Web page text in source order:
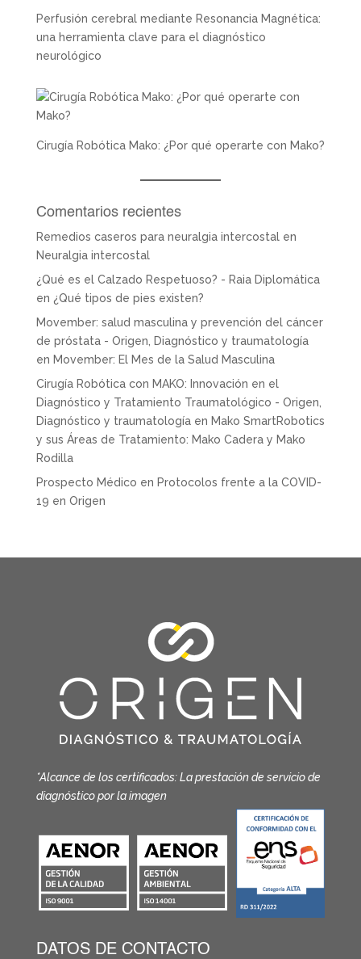
Perfusión cerebral mediante Resonancia Magnética:
una herramienta clave para el diagnóstico
neurológico
Cirugía Robótica Mako: ¿Por qué operarte con Mako?
Comentarios recientes
Remedios caseros para neuralgia intercostalen
Neuralgia intercostal
¿Qué es el Calzado Respetuoso? - Raia Diplomática
en ¿Qué tipos de pies existen?
Movember: salud masculina y prevención del cáncer
de próstata - Origen, Diagnóstico y traumatología
en Movember: El Mes de la Salud Masculina
Cirugía Robótica con MAKO: Innovación en el
Diagnóstico y Tratamiento Traumatológico - Origen,
Diagnóstico y traumatologíaen Mako SmartRobotics
y sus Áreas de Tratamiento: Mako Cadera y Mako
Rodilla
Prospecto Médico en Protocolos frente a la COVID-
19 en Origen
*Alcance de los certificados: La prestación de servicio de
diagnóstico por la imagen
DATOS DE CONTACTO